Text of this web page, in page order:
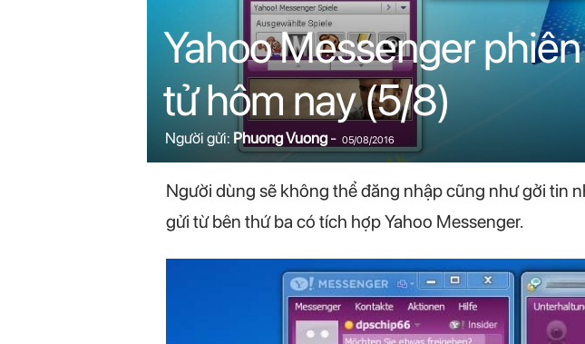
c
o
m
Yahoo Messenger
tử hôm nay (5/8)
Người gửi: Phuong Vuong- 05/08/2016
Người dùng sẽ không thể đăng nhập cũng như gởi tin
gửi từ bên thứ ba có tích hợp Yahoo Messenger.